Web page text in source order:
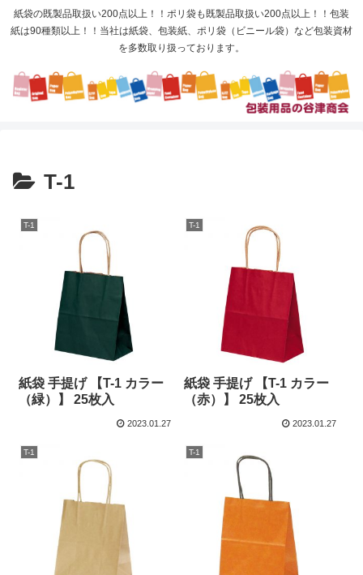
紙袋の既製品取扱い200点以上！！ポリ袋も既製品取扱い200点以上！！包装
紙は90種類以上！！当社は紙袋、包装紙、ポリ袋（ビニール袋）など包装資材
を多数取り扱っております。
T-1
T-1
紙袋 手提げ 【T-1 カラー
（緑）】 25枚入
2023.01.27
T-1
紙袋 手提げ 【T-1 カラー
（赤）】 25枚入
2023.01.27
T-1 T-1